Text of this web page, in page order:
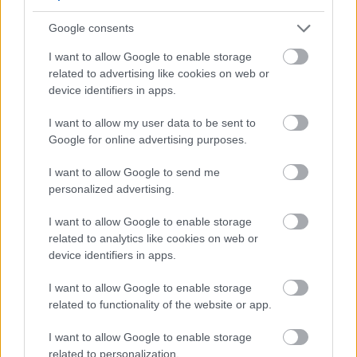
Google consents
I want to allow Google to enable storage
related to advertising like cookies on web or
device identifiers in apps.
I want to allow my user data to be sent to
Google for online advertising purposes.
I want to allow Google to send me
personalized advertising.
I want to allow Google to enable storage
related to analytics like cookies on web or
device identifiers in apps.
I want to allow Google to enable storage
related to functionality of the website or app.
I want to allow Google to enable storage
related to personalization.
Jól áll az is, hogy a politika és a történelmi traumák
iránti érdeklődése nem merült ki
A Grand Budapest
lel. AKutyákszigeteszintén egyén és hatalom
viszonyát, a kollektív bűnösség és társadalmi
felelősség kérdéseit feszegeti. Főnök megrögzött
kóborsága sem puszta tisztelgés
gazdátlan szamurájai előtt. Maga sem érti, miért
harap néha a segítő kézbe, de kalandos útja nem a
feltétlen hűséghez vezet: van helye a gazda iránti
mindenki maga választhatja meg, kinek fogadjon